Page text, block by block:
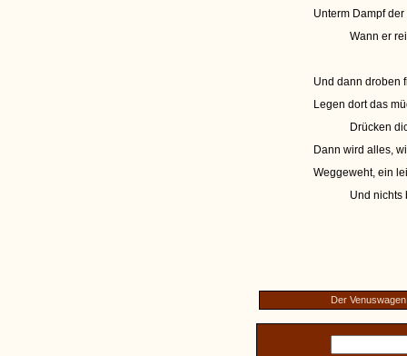
Unterm Dampf
Wann er
Und dann droben
Legen dort das
Drücken
Dann wird alles,
Weggeweht, ein
Und nichts
Der Venuswagen